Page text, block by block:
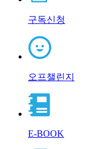
구독신청
오프챌린지
E-BOOK